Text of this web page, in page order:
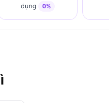
dụng
0%